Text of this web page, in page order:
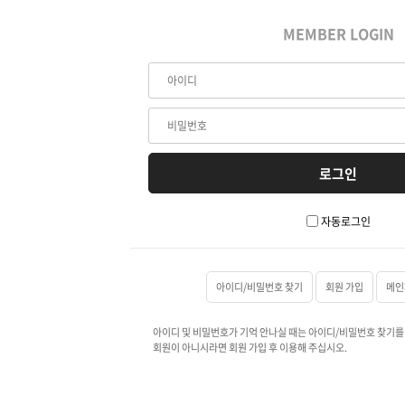
MEMBER LOGIN
자동로그인
아이디/비밀번호 찾기 회원 가입 메
아이디 및 비밀번호가 기억 안나실 때는 아이디/비밀번호 찾기
회원이 아니시라면 회원 가입 후 이용해 주십시오.